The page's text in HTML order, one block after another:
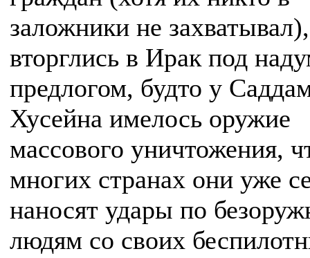
заложники не захватывал),
вторглись в Ирак под
предлогом, будто у
Хусейна имелось оружие
массового уничтожения,
многих странах они уже
наносят удары по
людям со своих